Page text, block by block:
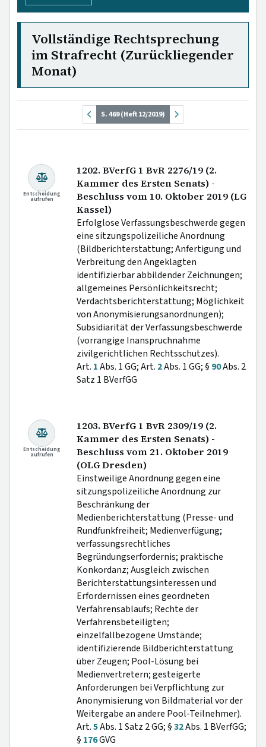
Vollständige Rechtsprechung
im Strafrecht (Zurückliegender
Monat)
S. 469 (Heft 12/2019)
Entscheidung
aufrufen
1202. BVerfG 1 BvR 2276/19 (2.
Kammer des Ersten Senats) -
Beschluss vom 10. Oktober 2019 (LG
Kassel)
Erfolglose Verfassungsbeschwerde gegen
eine sitzungspolizeiliche Anordnung
(Bildberichterstattung; Anfertigung und
Verbreitung den Angeklagten
identifizierbar abbildender Zeichnungen;
allgemeines Persönlichkeitsrecht;
Verdachtsberichterstattung; Möglichkeit
von Anonymisierungsanordnungen);
Subsidiarität der Verfassungsbeschwerde
(vorrangige Inanspruchnahme
zivilgerichtlichen Rechtsschutzes).
Art. 1Abs. 1 GG; Art. 2Abs. 1 GG; § 90Abs. 2
Satz 1 BVerfGG
Entscheidung
aufrufen
1203. BVerfG 1 BvR 2309/19 (2.
Kammer des Ersten Senats) -
Beschluss vom 21. Oktober 2019
(OLG Dresden)
Einstweilige Anordnung gegen eine
sitzungspolizeiliche Anordnung zur
Beschränkung der
Medienberichterstattung (Presse- und
Rundfunkfreiheit; Medienverfügung;
verfassungsrechtliches
Begründungserfordernis; praktische
Konkordanz; Ausgleich zwischen
Berichterstattungsinteressen und
Erfordernissen eines geordneten
Verfahrensablaufs; Rechte der
Verfahrensbeteiligten;
einzelfallbezogene Umstände;
identifizierende Bildberichterstattung
über Zeugen; Pool-Lösung bei
Medienvertretern; gesteigerte
Anforderungen bei Verpflichtung zur
Anonymisierung von Bildmaterial vor der
Weitergabe an andere Pool-Teilnehmer).
Art.5Abs. 1 Satz 2 GG; §32Abs. 1 BVerfGG;
§ 176GVG